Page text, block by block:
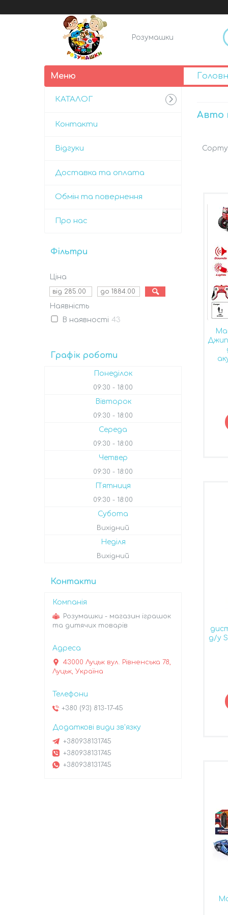
Розумашки
Авто
Джип
д/у
КАТАЛОГ
Контакти
Відгуки
Доставка та оплата
Обмін та повернення
Про нас
Фільтри
Ціна
Наявність
В наявності 43
Графік роботи
Понеділок
09:30 18:00
Вівторок
09:30 18:00
Середа
09:30 18:00
Четвер
09:30 18:00
Пʼятниця
09:30 18:00
Субота
Вихідний
Неділя
Вихідний
Контакти
Розумашки - магазин іграшок
та дитячих товарів
43000 Луцьк вул. Рівненська 78,
Луцьк, Україна
+380 (93) 813-17-45
+380938131745
+380938131745
+380938131745